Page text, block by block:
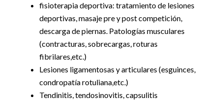
fisioterapia deportiva: tratamiento de lesiones
deportivas, masaje pre y post competición,
descarga de piernas. Patologías musculares
(contracturas, sobrecargas, roturas
fibrilares,etc.)
Lesiones ligamentosas y articulares (esguinces,
condropatía rotuliana,etc.)
Tendinitis, tendosinovitis, capsulitis